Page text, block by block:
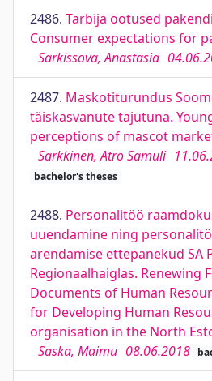
2486. Tarbija ootused
Consumer expectations for
Sarkissova, Anastasia
2487. Maskotiturundus
täiskasvanute tajutuna.
perceptions of mascot
Sarkkinen, Atro Samuli
bachelor's theses
2488. Personalitöö
uuendamine ning
arendamise ettepanekud SA
Regionaalhaiglas. Renewing
Documents of Human
for Developing Human
organisation in the North
Saska, Maimu 08.06.2018